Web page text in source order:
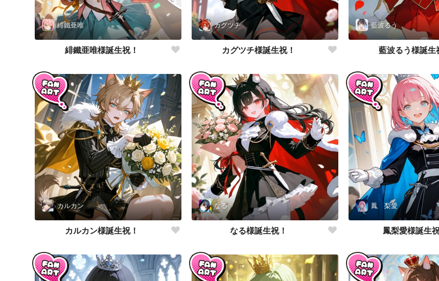
緋鐵亜唯
緋鐵亜唯様誕生祝！
カグツチ
カグツチ様誕生祝！
藍波るう
藍波るう様誕生
カルカン
カルカン様誕生祝！
なる
なる様誕生祝！
鳳 梨愛
鳳梨愛様誕生祝